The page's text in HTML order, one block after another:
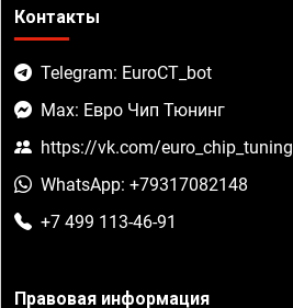
Контакты
Telegram: EuroCT_bot
Max: Евро Чип Тюнинг
https://vk.com/euro_chip_tuning
WhatsApp: +79317082148
+7 499 113-46-91
Правовая информация